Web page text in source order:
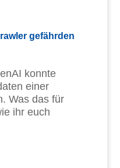
gefährden
konnte
einer
Was das für
ihr euch